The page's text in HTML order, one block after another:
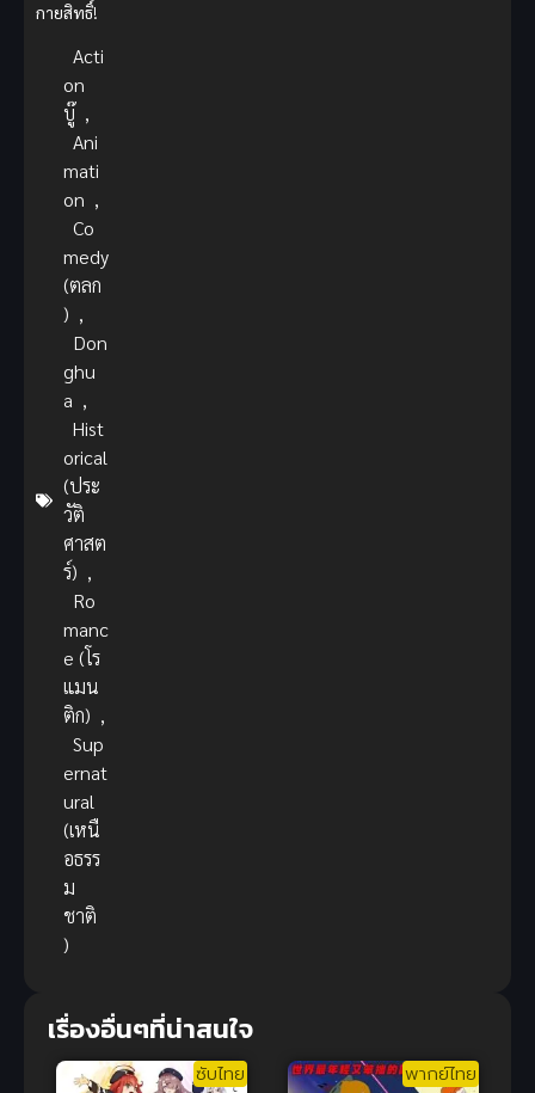
กายสิทธิ์!
Acti
on
บู๊ ,
Ani
mati
on ,
Co
medy
(ตลก
) ,
Don
ghu
a ,
Hist
orical
(ประ
วัติ
ศาสต
ร์) ,
Ro
manc
e (โร
แมน
ติก) ,
Sup
ernat
ural
(เหนื
อธรร
ม
ชาติ
)
เรื่องอื่นๆที่น่าสนใจ
ซับไทย พากย์ไทย